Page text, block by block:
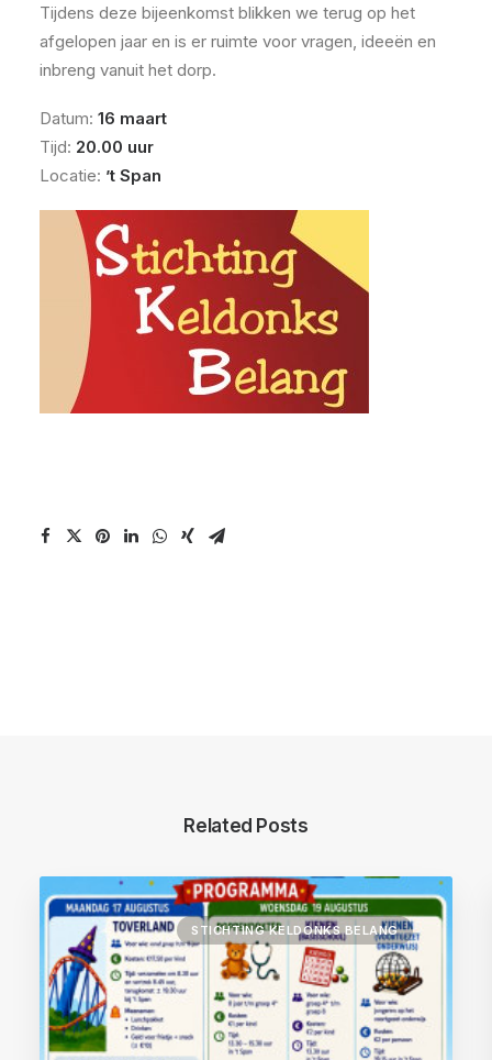
Tijdens deze bijeenkomst blikken we terug op het
afgelopen jaar en is er ruimte voor vragen, ideeën en
inbreng vanuit het dorp.
Datum: 16 maart
Tijd: 20.00 uur
Locatie: ’t Span
Related Posts
STICHTING KELDONKS BELANG